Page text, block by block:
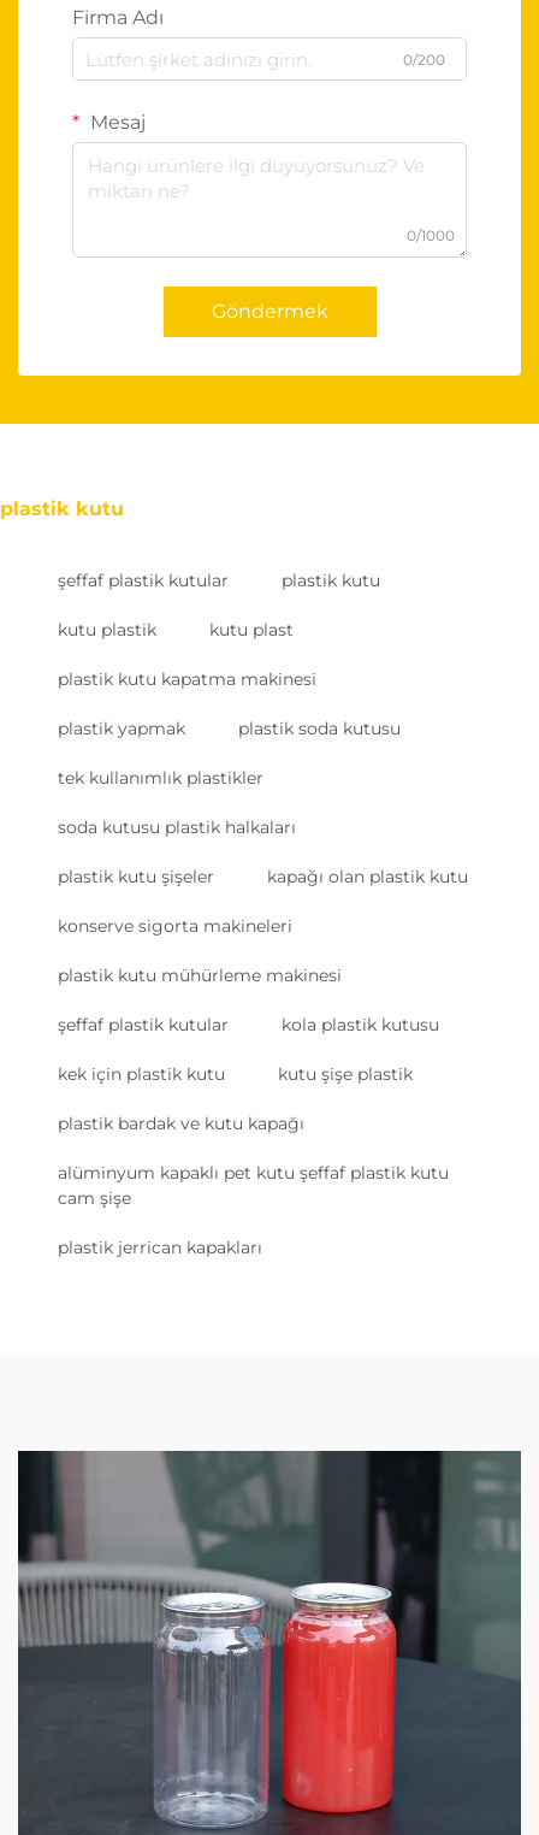
Firma Adı
0/200
Mesaj
0/1000
Göndermek
plastik kutu
şeffaf plastik kutular plastik kutu
kutu plastik kutu plast
plastik kutu kapatma makinesi
plastik yapmak plastik soda kutusu
tek kullanımlık plastikler
soda kutusu plastik halkaları
plastik kutu şişeler kapağı olan plastik kutu
konserve sigorta makineleri
plastik kutu mühürleme makinesi
şeffaf plastik kutular kola plastik kutusu
kek için plastik kutu kutu şişe plastik
plastik bardak ve kutu kapağı
alüminyum kapaklı pet kutu şeffaf plastik kutu
cam şişe
plastik jerrican kapakları